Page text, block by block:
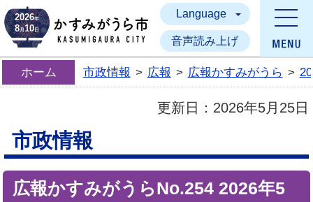
かすみがうら市
2026年
8月10日
Language
音声読み上げ
ホーム 市政情報 > 広報 > 広報かすみがうら >
更新日： 2026年5月25日
市政情報
広報かすみがうらNo.254 2026年5